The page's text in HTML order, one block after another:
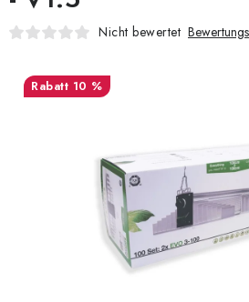
AQUARISTIK
MICROGREENS
Geschäftsbewertung Kaufberatung
Datenschutzerklärung
Nicht bewertet
10 %